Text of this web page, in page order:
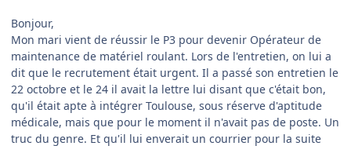
Bonjour,
Mon mari vient de réussir le P3 pour devenir Opérateur de
maintenance de matériel roulant. Lors de l'entretien, on lui a
dit que le recrutement était urgent. Il a passé son entretien le
22 octobre et le 24 il avait la lettre lui disant que c'était bon,
qu'il était apte à intégrer Toulouse, sous réserve d'aptitude
médicale, mais que pour le moment il n'avait pas de poste. Un
truc du genre. Et qu'il lui enverait un courrier pour la suite